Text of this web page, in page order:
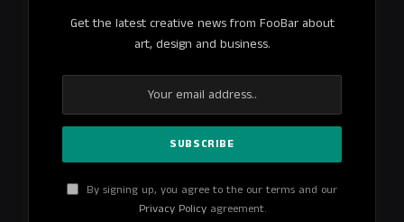
Get the latest creative news from FooBar about
art, design and business.
By signing up, you agree to the our terms and our
Privacy Policyagreement.